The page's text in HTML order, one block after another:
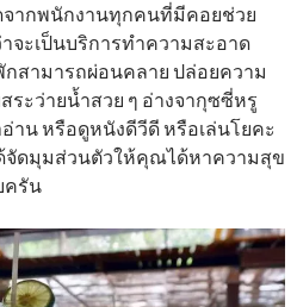
จากพนักงานทุกคนที่มีคอยช่วย
จะเป็นบริการทำความสะอาด
กสามารถผ่อนคลาย ปล่อยความ
ระว่ายน้ำสวย ๆ อ่างจากุซซี่หรู
าน หรือดูหนังดีวีดี หรือเล่นโยคะ
จัดมุมส่วนตัวให้คุณได้หาความสุข
ครัน